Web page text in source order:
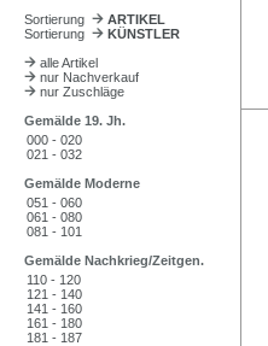
Sortierung
ARTIKEL
Sortierung
KÜNSTLER
alle Artikel
nur Nachverkauf
nur Zuschläge
Gemälde 19. Jh.
000 - 020
021 - 032
Gemälde Moderne
051 - 060
061 - 080
081 - 101
Gemälde Nachkrieg/Zeitgen.
110 - 120
121 - 140
141 - 160
161 - 180
181 - 187